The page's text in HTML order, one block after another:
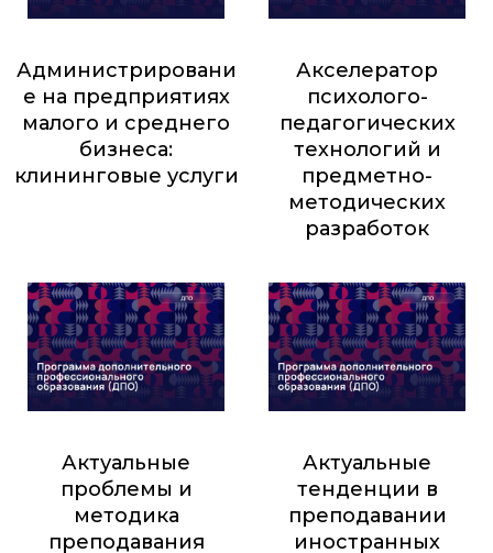
Администрировани
е на предприятиях
малого и среднего
бизнеса:
клининговые услуги
Акселератор
психолого-
педагогических
технологий и
предметно-
методических
разработок
Актуальные
проблемы и
методика
преподавания
Актуальные
тенденции в
преподавании
иностранных